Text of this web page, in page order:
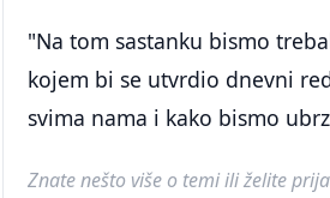
"Na tom sastanku bismo
kojem bi se utvrdio dnevni
svima nama i kako bismo
Znate nešto više o temi ili želite